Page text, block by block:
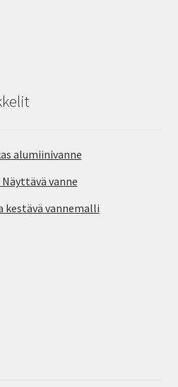
alumiinivanne
Näyttävä vanne
kestävä vannemalli